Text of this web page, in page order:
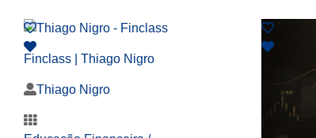
Finclass | Thiago Nigro
Thiago Nigro